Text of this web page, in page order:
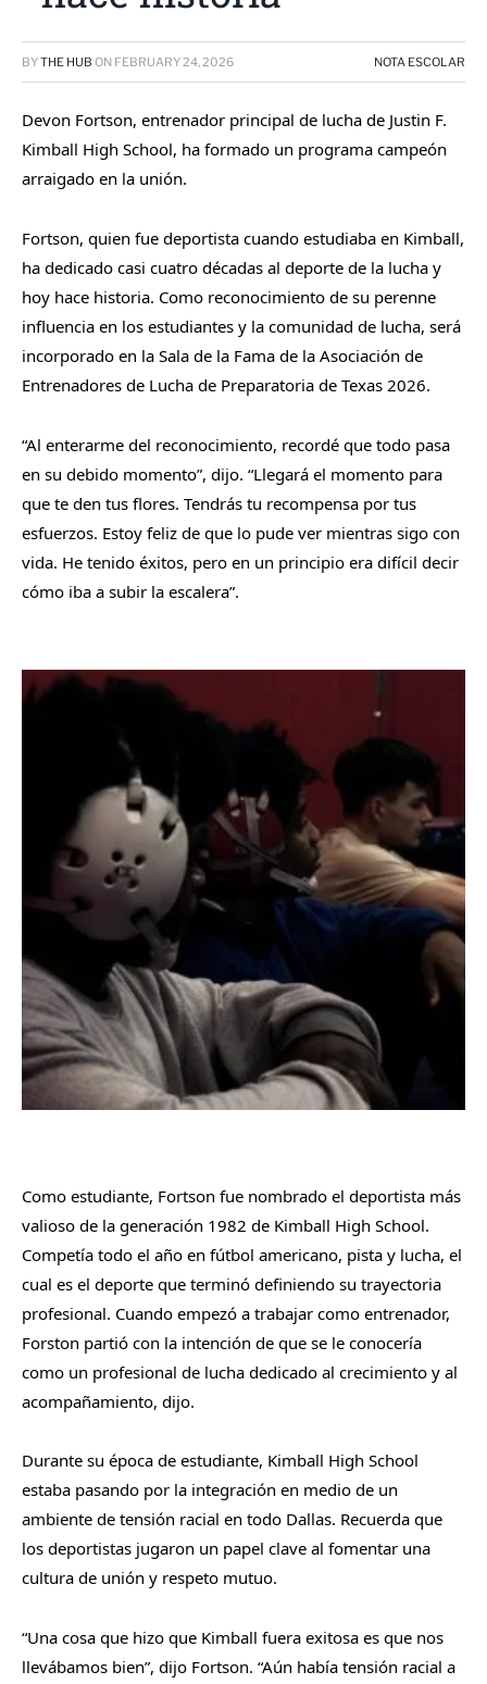
BYTHE HUB ON FEBRUARY 24, 2026 NOTA ESCOLAR
Devon Fortson, entrenador principal de lucha de Justin F.
Kimball High School, ha formado un programa campeón
arraigado en la unión.
Fortson, quien fue deportista cuando estudiaba en Kimball,
ha dedicado casi cuatro décadas al deporte de la lucha y
hoy hace historia. Como reconocimiento de su perenne
influencia en los estudiantes y la comunidad de lucha, será
incorporado en la Sala de la Fama de la Asociación de
Entrenadores de Lucha de Preparatoria de Texas 2026.
“Al enterarme del reconocimiento, recordé que todo pasa
en su debido momento”, dijo. “Llegará el momento para
que te den tus flores. Tendrás tu recompensa por tus
esfuerzos. Estoy feliz de que lo pude ver mientras sigo con
vida. He tenido éxitos, pero en un principio era difícil decir
cómo iba a subir la escalera”.
Como estudiante, Fortson fue nombrado el deportista más
valioso de la generación 1982 de Kimball High School.
Competía todo el año en fútbol americano, pista y lucha, el
cual es el deporte que terminó definiendo su trayectoria
profesional. Cuando empezó a trabajar como entrenador,
Forston partió con la intención de que se le conocería
como un profesional de lucha dedicado al crecimiento y al
acompañamiento, dijo.
Durante su época de estudiante, Kimball High School
estaba pasando por la integración en medio de un
ambiente de tensión racial en todo Dallas. Recuerda que
los deportistas jugaron un papel clave al fomentar una
cultura de unión y respeto mutuo.
“Una cosa que hizo que Kimball fuera exitosa es que nos
llevábamos bien”, dijo Fortson. “Aún había tensión racial a